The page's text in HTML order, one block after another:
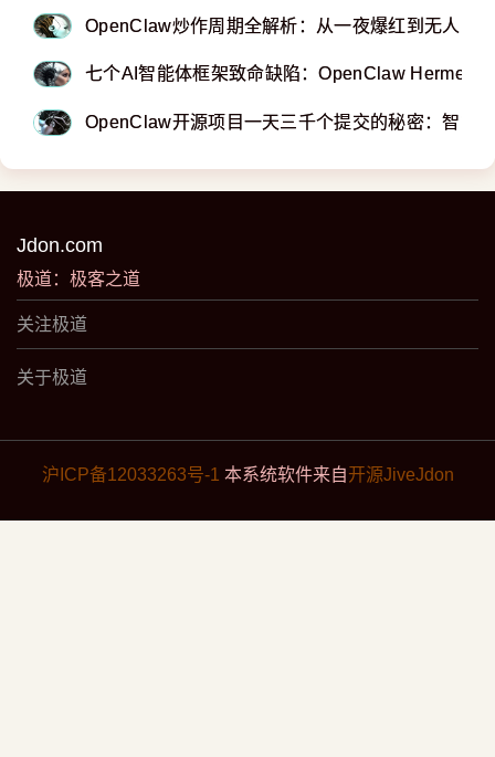
OpenClaw炒作周期全解析：从一夜爆红到无人问
七个AI智能体框架致命缺陷：OpenClaw Hermes
OpenClaw开源项目一天三千个提交的秘密：智能
Jdon.com
极道：极客之道
关注极道
关于极道
沪ICP备12033263号-1 本系统软件来自开源JiveJdon